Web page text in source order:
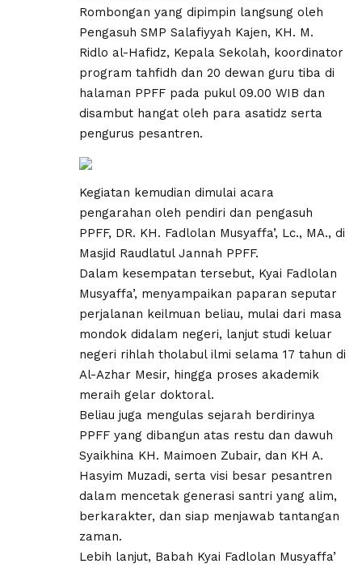
Rombongan yang dipimpin langsung oleh
Pengasuh SMP Salafiyyah Kajen, KH. M.
Ridlo al-Hafidz, Kepala Sekolah, koordinator
program tahfidh dan 20 dewan guru tiba di
halaman PPFF pada pukul 09.00 WIB dan
disambut hangat oleh para asatidz serta
pengurus pesantren.
Kegiatan kemudian dimulai acara
pengarahan oleh pendiri dan pengasuh
PPFF, DR. KH. Fadlolan Musyaffa’, Lc., MA., di
Masjid Raudlatul Jannah PPFF.
Dalam kesempatan tersebut, Kyai Fadlolan
Musyaffa’, menyampaikan paparan seputar
perjalanan keilmuan beliau, mulai dari masa
mondok didalam negeri, lanjut studi keluar
negeri rihlah tholabul ilmi selama 17 tahun di
Al-Azhar Mesir, hingga proses akademik
meraih gelar doktoral.
Beliau juga mengulas sejarah berdirinya
PPFF yang dibangun atas restu dan dawuh
Syaikhina KH. Maimoen Zubair, dan KH A.
Hasyim Muzadi, serta visi besar pesantren
dalam mencetak generasi santri yang alim,
berkarakter, dan siap menjawab tantangan
zaman.
Lebih lanjut, Babah Kyai Fadlolan Musyaffa’